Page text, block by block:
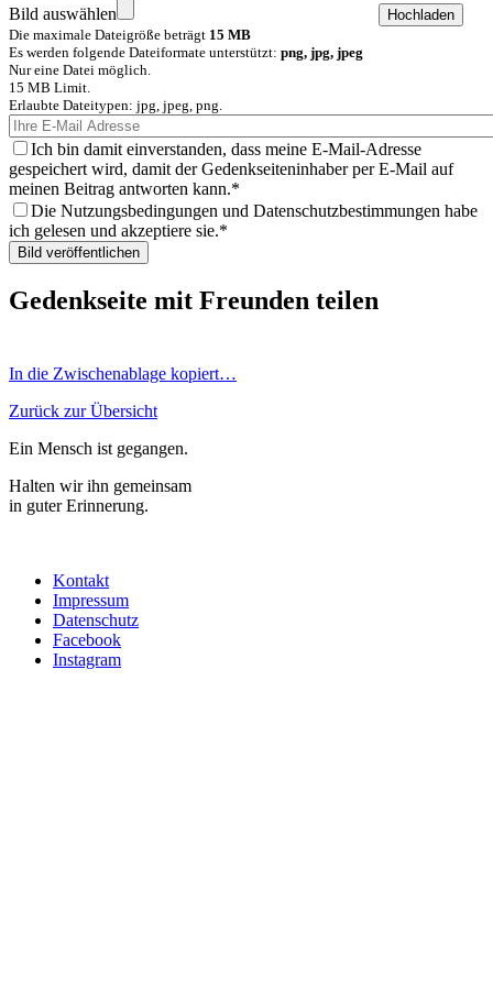
Bild auswählen
Die maximale Dateigröße beträgt 15 MB
Es werden folgende Dateiformate unterstützt: png, jpg, jpeg
Nur eine Datei möglich.
15 MB Limit.
Erlaubte Dateitypen: jpg, jpeg, png.
Ich bin damit einverstanden, dass meine E-Mail-Adresse
gespeichert wird, damit der Gedenkseiteninhaber per E-Mail auf
meinen Beitrag antworten kann.
Die Nutzungsbedingungen und Datenschutzbestimmungen habe
ich gelesen und akzeptiere sie.
Gedenkseite mit Freunden teilen
In die Zwischenablage kopiert…
Zurück zur Übersicht
Ein Mensch ist gegangen.
Halten wir ihn gemeinsam
in guter Erinnerung.
Kontakt
Impressum
Datenschutz
Facebook
Instagram